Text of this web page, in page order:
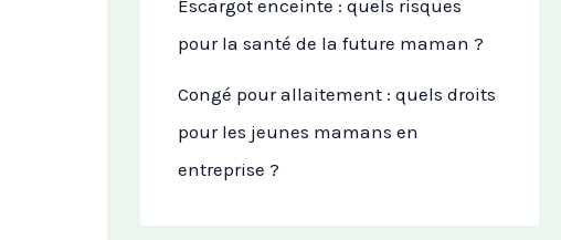
Escargot enceinte : quels risques
pour la santé de la future maman ?
Congé pour allaitement : quels droits
pour les jeunes mamans en
entreprise ?